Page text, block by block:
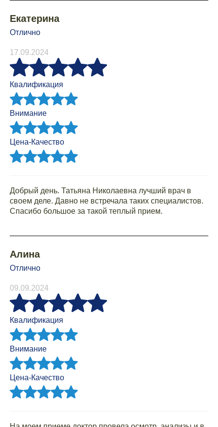
Екатерина
Отлично
17.09.2024
Квалификация
Внимание
Цена-Качество
Добрый день. Татьяна Николаевна лучший врач в
своем деле. Давно не встречала таких специалистов.
Спасибо большое за такой теплый прием.
Алина
Отлично
09.09.2024
Квалификация
Внимание
Цена-Качество